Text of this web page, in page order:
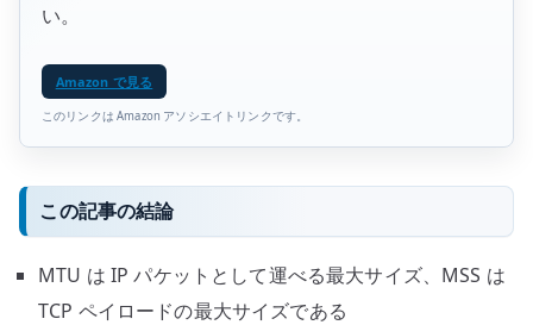
い。
Amazon で見る
このリンクは Amazon アソシエイトリンクです。
この記事の結論
MTU は IP パケットとして運べる最大サイズ、MSS は
TCP ペイロードの最大サイズである